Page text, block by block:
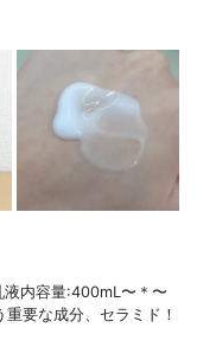
内容量:400mL〜＊〜
要な成分、セラミド！⁡